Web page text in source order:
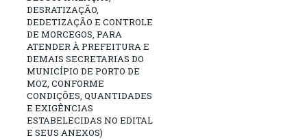
DESRATIZAÇÃO,
DEDETIZAÇÃO E CONTROLE
DE MORCEGOS, PARA
ATENDER À PREFEITURA E
DEMAIS SECRETARIAS DO
MUNICÍPIO DE PORTO DE
MOZ, CONFORME
CONDIÇÕES, QUANTIDADES
E EXIGÊNCIAS
ESTABELECIDAS NO EDITAL
E SEUS ANEXOS)